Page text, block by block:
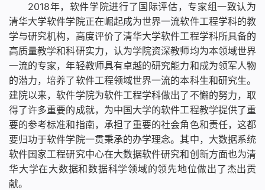
2018年，软件学院进行了国际评估，专家组一致认为
清华大学软件学院正在崛起成为世界一流软件工程学科的教
学与研究机构，高度评价了清华大学软件工程学科所具备的
高质量教学和科研实力，认为学院资深教师均为本领域世界
一流的专家，年轻教师具有卓越的研究能力和成为领军人物
的潜力，培养了软件工程领域世界一流的本科生和研究生。
建院以来，软件学院为软件工程学科做出了不懈的努力，取
得了许多重要的成就，为中国大学的软件工程教学提供了重
要的参考标准和指南，承担了重要的社会角色和责任，这都
要归功于软件学院一贯秉承的办学理念。其中，大数据系统
软件国家工程研究中心在大数据软件研究和创新方面也为清
华大学在大数据和数据科学领域的领先地位做出了杰出贡
献。